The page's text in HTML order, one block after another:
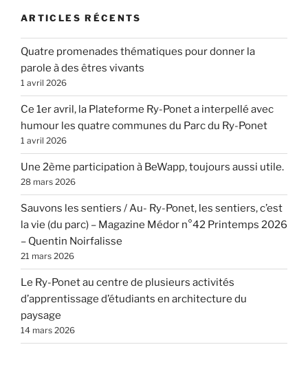
ARTICLES RÉCENTS
Quatre promenades thématiques pour donner la
parole à des êtres vivants
1 avril 2026
Ce 1er avril, la Plateforme Ry-Ponet a interpellé avec
humour les quatre communes du Parc du Ry-Ponet
1 avril 2026
Une 2ème participation à BeWapp, toujours aussi utile.
28 mars 2026
Sauvons les sentiers / Au- Ry-Ponet, les sentiers, c’est
la vie (du parc) – Magazine Médor n°42 Printemps 2026
– Quentin Noirfalisse
21 mars 2026
Le Ry-Ponet au centre de plusieurs activités
d’apprentissage d’étudiants en architecture du
paysage
14 mars 2026